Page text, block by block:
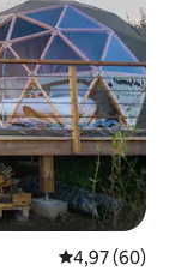
Évaluation
4,97 (60)